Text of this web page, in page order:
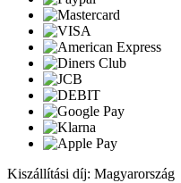
Kiszállítási díj: Magyarország